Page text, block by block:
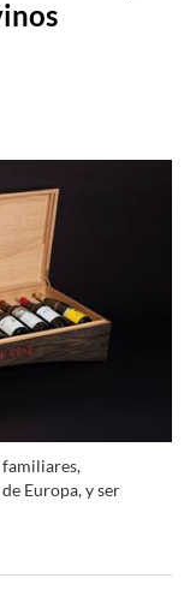
Europa, y ser